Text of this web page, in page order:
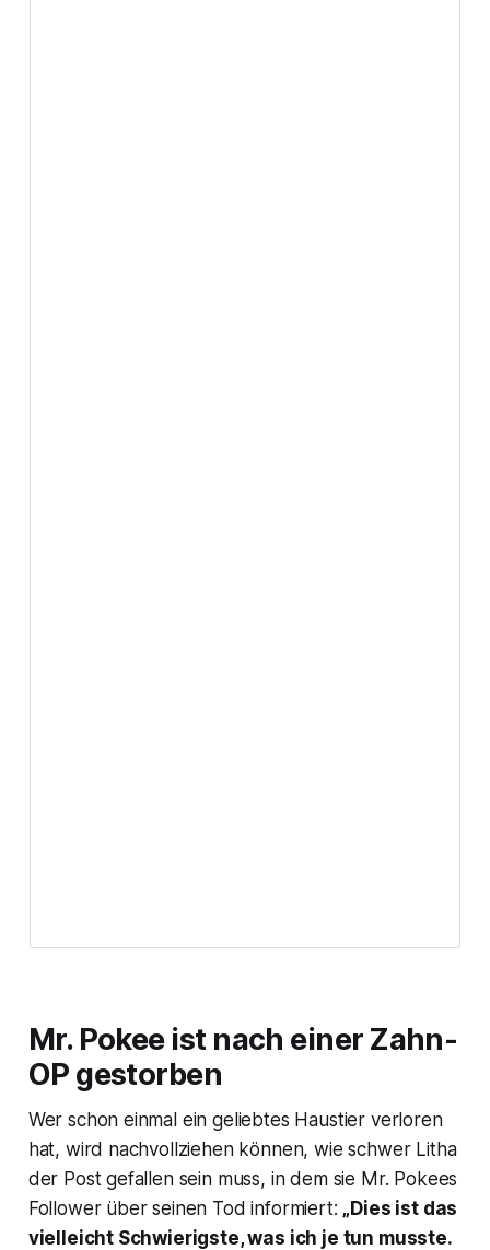
Mr. Pokee ist nach einer Zahn-
OP gestorben
Wer schon einmal ein geliebtes Haustier verloren
hat, wird nachvollziehen können, wie schwer Litha
der Post gefallen sein muss, in dem sie Mr. Pokees
Follower über seinen Tod informiert: „Dies ist das
vielleicht Schwierigste, was ich je tun musste.